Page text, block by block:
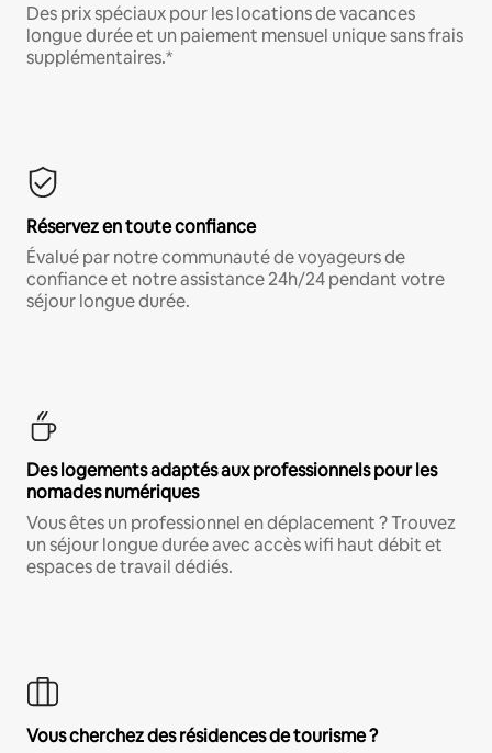
Des prix spéciaux pour les locations de vacances
longue durée et un paiement mensuel unique sans frais
supplémentaires.*
Réservez en toute confiance
Évalué par notre communauté de voyageurs de
confiance et notre assistance 24h/24 pendant votre
séjour longue durée.
Des logements adaptés aux professionnels pour les
nomades numériques
Vous êtes un professionnel en déplacement ? Trouvez
un séjour longue durée avec accès wifi haut débit et
espaces de travail dédiés.
Vous cherchez des résidences de tourisme ?